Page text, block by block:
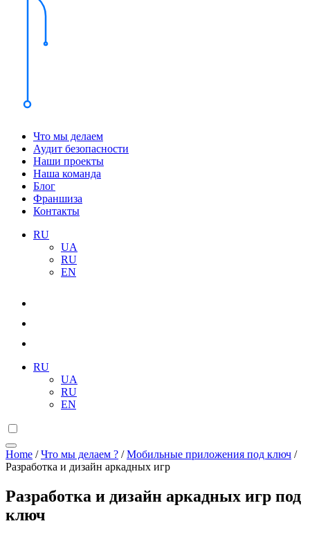
Что мы делаем
Аудит безопасности
Наши проекты
Наша команда
Блог
Франшиза
Контакты
RU
UA
RU
EN
RU
UA
RU
EN
Home /Что мы делаем ? /Мобильные приложения под ключ /
Разработка и дизайн аркадных игр
Разработка и дизайн аркадных игр под
ключ